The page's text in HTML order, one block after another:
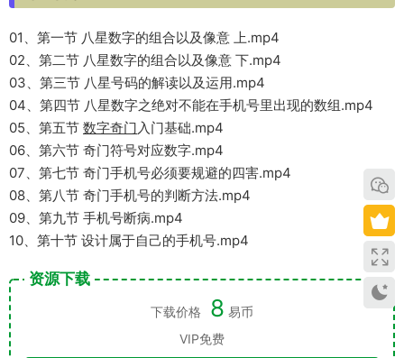
01、第一节 八星数字的组合以及像意 上.mp4
02、第二节 八星数字的组合以及像意 下.mp4
03、第三节 八星号码的解读以及运用.mp4
04、第四节 八星数字之绝对不能在手机号里出现的数组.mp4
05、第五节 数字奇门 入门基础.mp4
06、第六节 奇门符号对应数字.mp4
07、第七节 奇门手机号必须要规避的四害.mp4
08、第八节 奇门手机号的判断方法.mp4
09、第九节 手机号断病.mp4
10、第十节 设计属于自己的手机号.mp4
资源下载
下载价格 8 易币
VIP免费